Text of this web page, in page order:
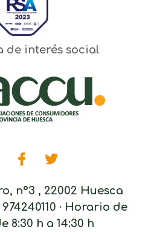
de interés social
nº3 , 22002 Huesca
· Horario de
8:30 h a 14:30 h